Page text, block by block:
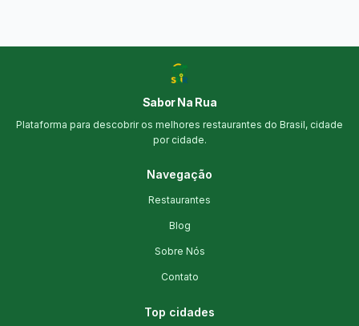
Sabor Na Rua
Plataforma para descobrir os melhores restaurantes do Brasil, cidade
por cidade.
Navegação
Restaurantes
Blog
Sobre Nós
Contato
Top cidades